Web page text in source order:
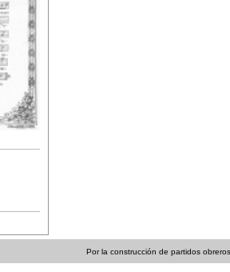
Por la construcción de partidos